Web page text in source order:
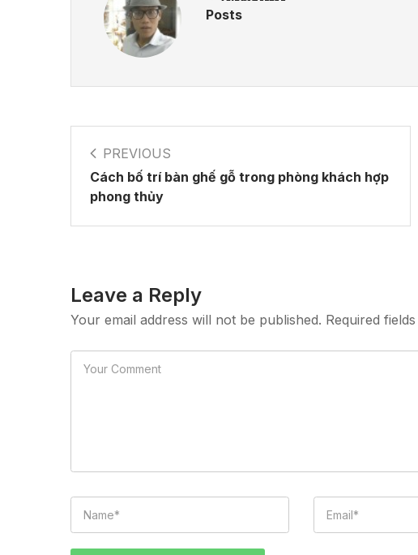
Posts
PREVIOUS
Cách bố trí bàn ghế gỗ trong phòng khách hợp
phong thủy
Leave a Reply
Your email address will not be published. Required